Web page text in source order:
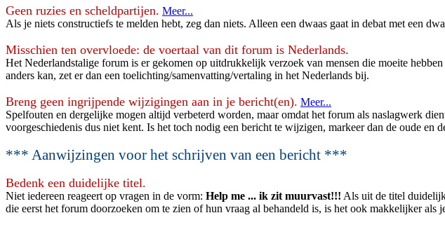
Geen ruzies en scheldpartijen. Meer...
Als je niets constructiefs te melden hebt, zeg dan niets. Alleen een dwaas gaat in debat met een
Misschien ten overvloede: de voertaal van dit forum is Nederlands.
Het Nederlandstalige forum is er gekomen op uitdrukkelijk verzoek van mensen die moeite
anders kan, zet er dan een toelichting/samenvatting/vertaling in het Nederlands bij.
Breng geen ingrijpende wijzigingen aan in je bericht(en). Meer...
Spelfouten en dergelijke mogen altijd verbeterd worden, maar omdat het forum als naslagwerk
voorgeschiedenis dus niet kent. Is het toch nodig een bericht te wijzigen, markeer dan de oude en
*** Aanwijzingen voor het schrijven van een bericht ***
Bedenk een duidelijke titel.
Niet iedereen reageert op vragen in de vorm: Help me ... ik zit muurvast!!! Als uit de titel
die eerst het forum doorzoeken om te zien of hun vraag al behandeld is, is het ook makkelijker als